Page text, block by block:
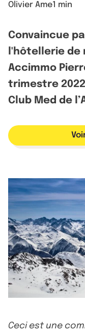
Olivier Ame1 min
Convaincue
l'hôtellerie de
Accimmo
trimestre
Club Med de
Ceci est une